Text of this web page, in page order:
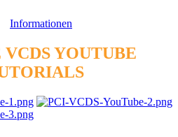
Informationen
VCDS YOUTUBE